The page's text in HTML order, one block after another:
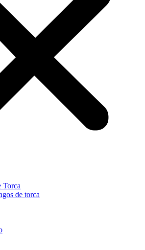
Torca
de torca